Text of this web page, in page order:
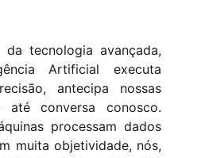
tecnologia avançada,
Artificial executa
antecipa nossas
até conversa conosco.
processam dados
muita objetividade, nós,